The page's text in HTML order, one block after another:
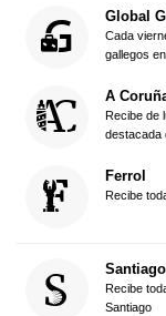
Global
Cada
gallegos
A
Recibe de
destacada
Ferrol
Recibe
Santiago
Recibe
Santiago